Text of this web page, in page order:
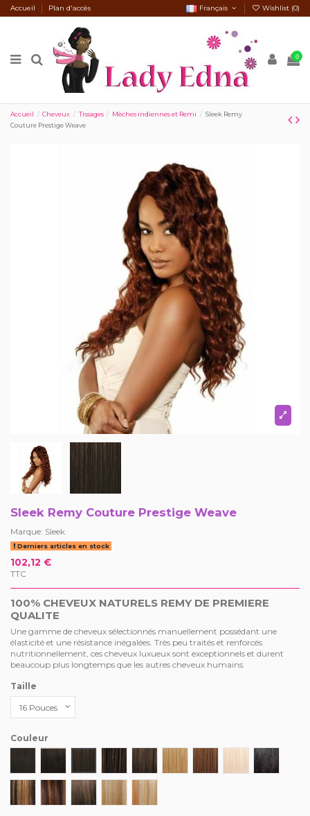
Accueil Plan d'accès Français Wishlist (0)
0
Accueil Cheveux Tissages Mèches indiennes et Remi
Sleek Remy
Couture Prestige Weave
Sleek Remy Couture Prestige Weave
Marque: Sleek
Derniers articles en stock
102,12 €
TTC
100% CHEVEUX NATURELS REMY DE PREMIERE
QUALITE
Une gamme de cheveux sélectionnés manuellement possédant une
élasticité et une résistance inégalées. Très peu traités et renforcés
nutritionnellement, ces cheveux luxueux sont exceptionnels et durent
beaucoup plus longtemps que les autres cheveux humains.
Taille
Couleur
1B 27 P1B/99J
P4/27 P4/30 P4/30/33 P12/16/613P27/613